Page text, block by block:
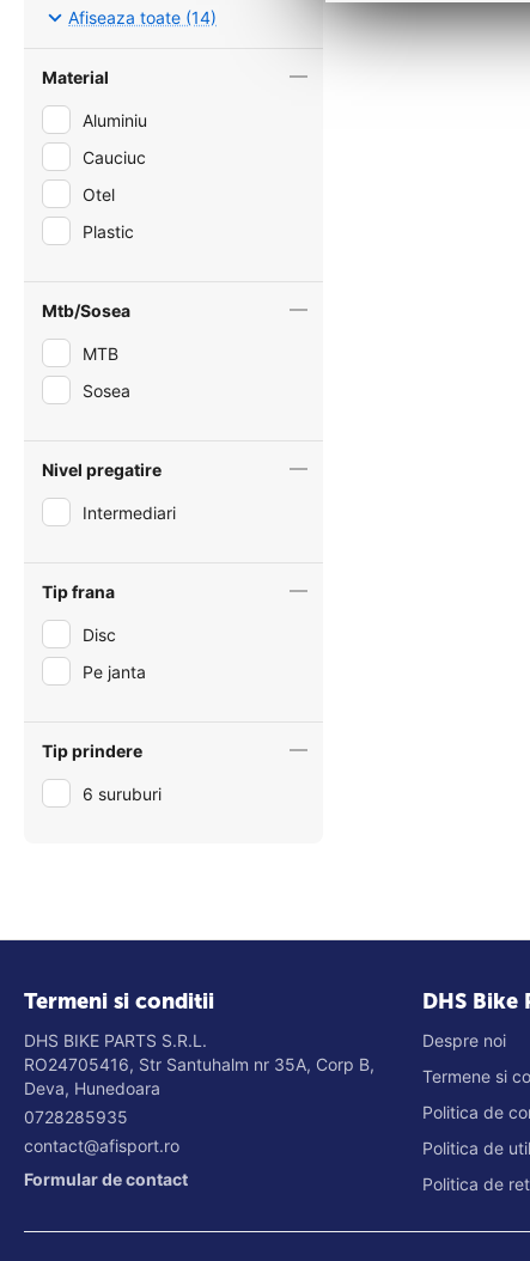
Lungime: 2050 mm
Lungime: 5 mm
Lungime: 900 mm
Afiseaza toate (14)
Material
Aluminiu
Cauciuc
Otel
Plastic
Mtb/Sosea
MTB
Sosea
Nivel pregatire
Intermediari
Tip frana
Disc
Pe janta
Tip prindere
6 suruburi
Termeni si conditii
DHS BIKE PARTS S.R.L.
RO24705416, Str Santuhalm nr 35A, Corp B,
Deva, Hunedoara
0728285935
contact@afisport.ro
Formular de contact
DHS Bike
Despre noi
Termene si
Politica de
Politica de
Politica de